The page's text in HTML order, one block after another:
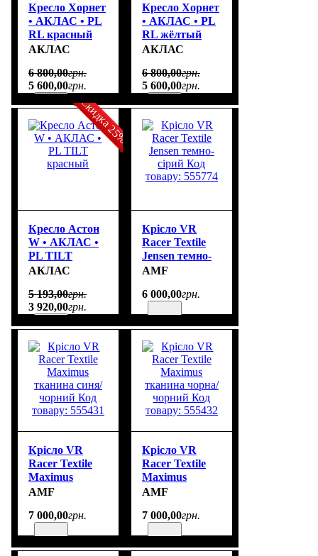
Кресло Хорнет
• АКЛАС • PL
RL красный
АКЛАС
6 800,00грн.
5 600,00грн.
Кресло Хорнет
• АКЛАС • PL
RL жёлтый
АКЛАС
6 800,00грн.
5 600,00грн.
Скидка 25%
Кресло Астон
W • АКЛАС •
PL TILT
красный
АКЛАС
5 193,00грн.
3 920,00грн.
Крісло VR
Racer Textile
Jensen темно-
сірий Код
AMF
6 000,00грн.
Крісло VR
Racer Textile
Maximus
тканина синя/
товару: 555431
AMF
7 000,00грн.
Крісло VR
Racer Textile
Maximus
тканина чорна/
товару: 555432
AMF
7 000,00грн.